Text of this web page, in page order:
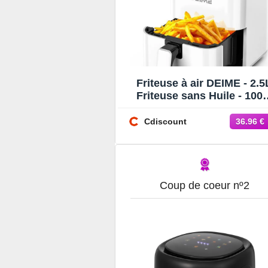
Friteuse à air DEIME -
Friteuse sans Huile -
Temps Réglable
Cdiscount 36.96 €
Coup de coeur nº2